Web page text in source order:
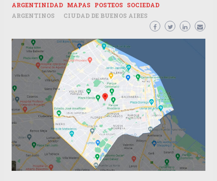
ARGENTINIDAD MAPAS POSTEOS
SOCIEDAD
ARGENTINOS
CIUDAD DE BUENOS AIRES